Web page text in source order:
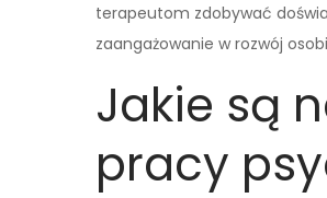
terapeutom zdobywać
zaangażowanie w rozwój
Jakie są
pracy